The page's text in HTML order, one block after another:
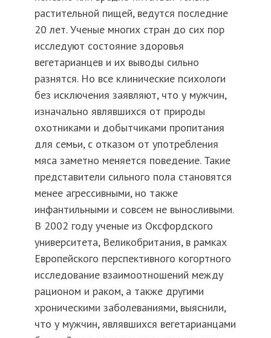
растительной пищей, ведутся последние
20 лет. Ученые многих стран до сих пор
исследуют состояние здоровья
вегетарианцев и их выводы сильно
разнятся. Но все клинические психологи
без исключения заявляют, что у мужчин,
изначально являвшихся от природы
охотниками и добытчиками пропитания
для семьи, с отказом от употребления
мяса заметно меняется поведение. Такие
представители сильного пола становятся
менее агрессивными, но также
инфантильными и совсем не выносливыми.
В 2002 году ученые из Оксфордского
университета, Великобритания, в рамках
Европейского перспективного когортного
исследование взаимоотношений между
рационом и раком, а также другими
хроническими заболеваниями, выяснили,
что у мужчин, являвшихся вегетарианцами